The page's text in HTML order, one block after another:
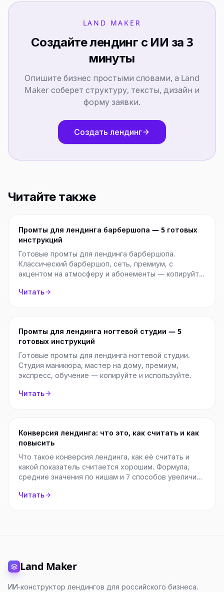
LAND MAKER
Создайте лендинг с ИИ за 3
минуты
Опишите бизнес простыми словами, а Land
Maker соберет структуру, тексты, дизайн и
форму заявки.
Создать лендинг
Читайте также
Промты для лендинга барбершопа — 5 готовых
инструкций
Готовые промты для лендинга барбершопа.
Классический барбершоп, сеть, премиум, с
акцентом на атмосферу и абонементы — копируйте
Читать
Промты для лендинга ногтевой студии — 5
готовых инструкций
Готовые промты для лендинга ногтевой студии.
Студия маникюра, мастер на дому, премиум,
экспресс, обучение — копируйте и используйте.
Читать
Конверсия лендинга: что это, как считать и как
повысить
Что такое конверсия лендинга, как её считать и
какой показатель считается хорошим. Формула,
средние значения по нишам и 7 способов увеличить
Читать
Land Maker
ИИ-конструктор лендингов для российского бизнеса.